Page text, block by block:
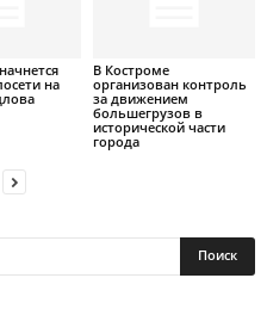
на
В Костроме
организован контроль
за движением
большегрузов в
исторической части
города